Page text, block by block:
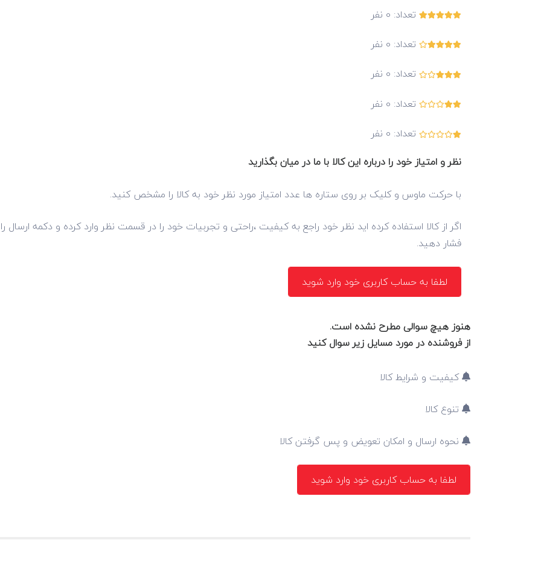
تعداد: 0 نفر
تعداد: 0 نفر
تعداد: 0 نفر
تعداد: 0 نفر
تعداد: 0 نفر
نظر و امتیاز خود را درباره این کالا با ما در میان بگذارید
با حرکت ماوس و کلیک بر روی ستاره ها عدد امتیاز مورد نظر خود به کالا را مشخص کنید.
اگر از کالا استفاده کرده اید نظر خود راجع به کیفیت ،راحتی و تجربیات خود را در قسمت نظر وارد کرده و دکمه ارسال را
فشار دهید.
لطفا به حساب کاربری خود وارد شوید
هنوز هیچ سوالی مطرح نشده است.
از فروشنده در مورد مسایل زیر سوال کنید
کیفیت و شرایط کالا
تنوع کالا
نحوه ارسال و امکان تعویض و پس گرفتن کالا
لطفا به حساب کاربری خود وارد شوید